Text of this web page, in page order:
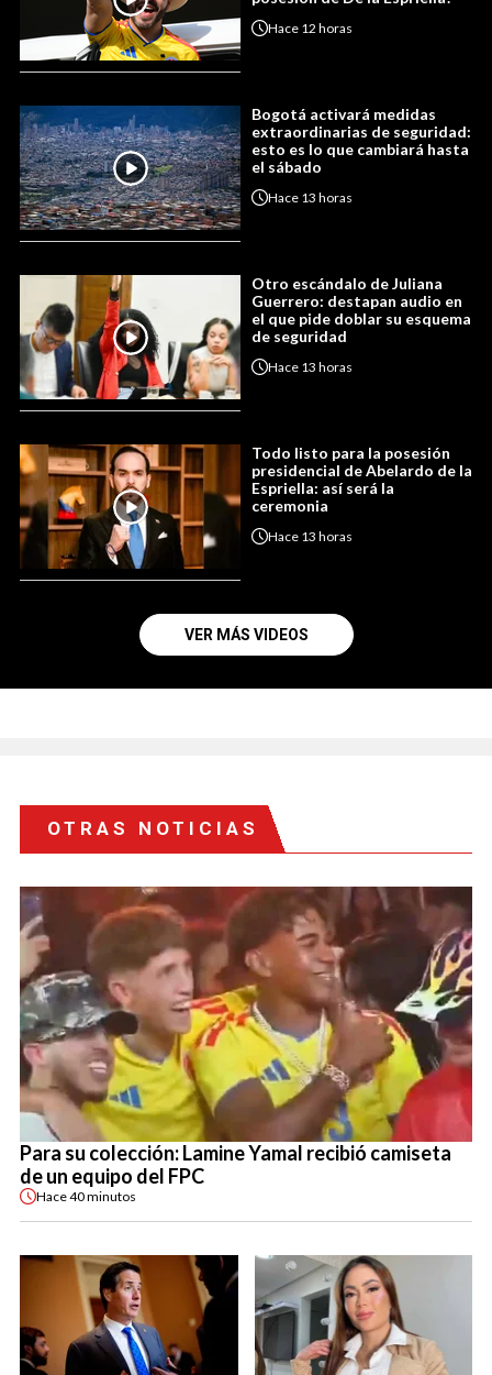
Hace 12 horas
Bogotá activará medidas
extraordinarias de seguridad:
esto es lo que cambiará hasta
el sábado
Hace 13 horas
Otro escándalo de Juliana
Guerrero: destapan audio en
el que pide doblar su esquema
de seguridad
Hace 13 horas
Todo listo para la posesión
presidencial de Abelardo de la
Espriella: así será la
ceremonia
Hace 13 horas
VER MÁS VIDEOS
OTRAS NOTICIAS
Para su colección: Lamine Yamal recibió camiseta
de un equipo del FPC
Hace40 minutos